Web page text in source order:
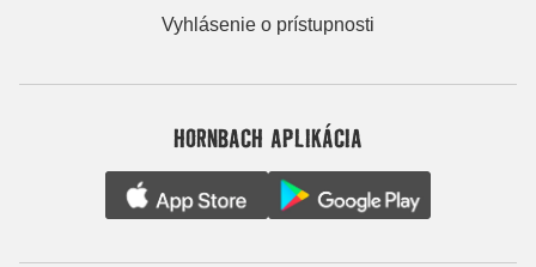
Vyhlásenie o prístupnosti
HORNBACH APLIKÁCIA